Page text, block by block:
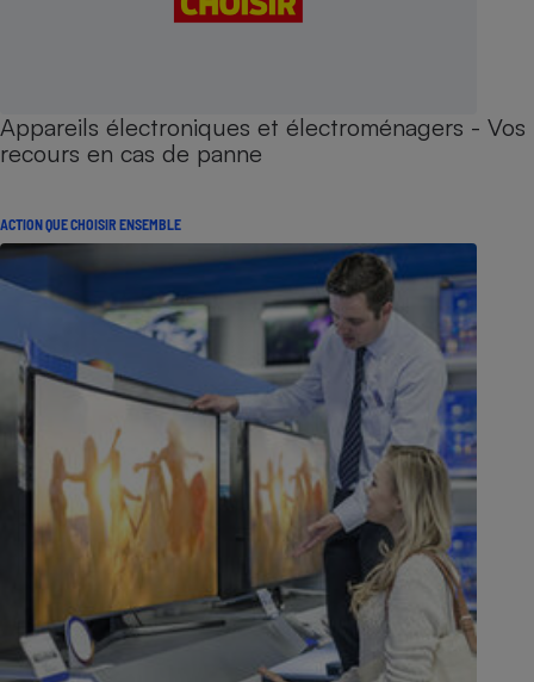
Appareils électroniques et électroménagers - Vos
recours en cas de panne
ACTION QUE CHOISIR ENSEMBLE